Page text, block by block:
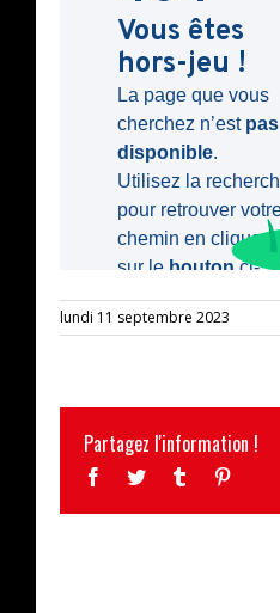
lundi 11 septembre 2023
Partagez l'information !
Facebook
Twitter Tumblr